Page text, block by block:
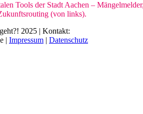
Tools der Stadt Aachen –
(von links).
2025 | Kontakt:
| Impressum | Datenschutz